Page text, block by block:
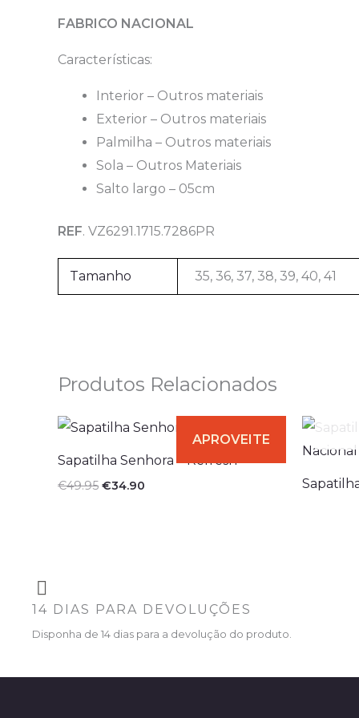
FABRICO NACIONAL
Características:
Interior – Outros materiais
Exterior – Outros materiais
Palmilha – Outros materiais
Sola – Outros Materiais
Salto largo – 05cm
REF. VZ6291.1715.7286PR
Tamanho 35, 36, 37, 38, 39, 40, 41
Produtos Relacionados
Sapatilha Senhora – Refresh
€49.95
O
preço
era:
€49.95.
€34.90
O
preço
é:
14 DIAS PARA DEVOLUÇÕES
Disponha de 14 dias para a devolução do produto.